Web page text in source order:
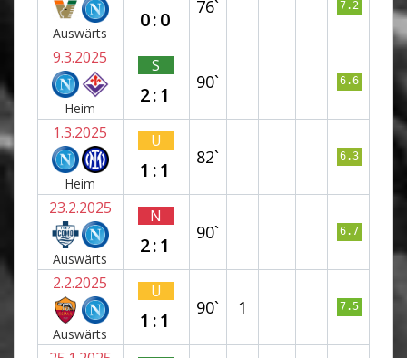
Auswärts
0:0
76` 7.2
9.3.2025
Heim
S
2:1
90` 6.6
1.3.2025
Heim
U
1:1
82` 6.3
23.2.2025
Auswärts
N
2:1
90` 6.7
2.2.2025
Auswärts
U
1:1
90` 1 7.5